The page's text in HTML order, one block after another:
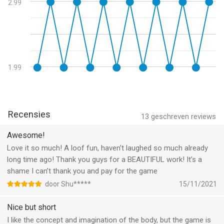
Informatie voor Homo Machinais het laatst vergeleken op 7
Aug om 05:50.
Games Award 2018
* Gamers voice award - SXSW 2018 Austin
2.99
1.99
13 geschreven reviews
Recensies
Awesome!
Love it so much! A loof fun, haven’t laughed so much already
long time ago! Thank you guys for a BEAUTIFUL work! It’s a
shame I can’t thank you and pay for the game
door Shu***** 15/11/2021
Nice but short
I like the concept and imagination of the body, but the game is